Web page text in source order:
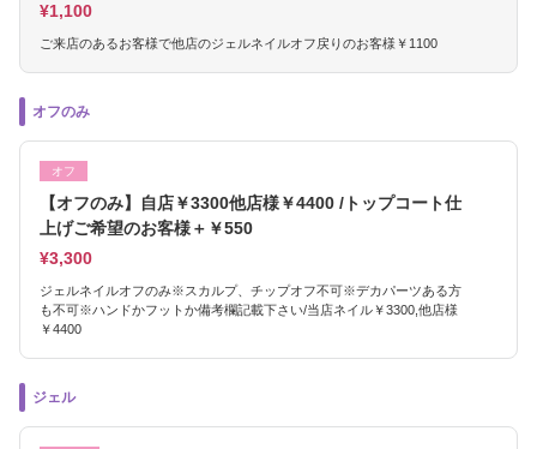
¥1,100
ご来店のあるお客様で他店のジェルネイルオフ戻りのお客様￥1100
オフのみ
オフ
【オフのみ】自店￥3300他店様￥4400 /トップコート仕
上げご希望のお客様＋￥550
¥3,300
ジェルネイルオフのみ※スカルプ、チップオフ不可※デカパーツある方
も不可※ハンドかフットか備考欄記載下さい/当店ネイル￥3300,他店様
￥4400
ジェル